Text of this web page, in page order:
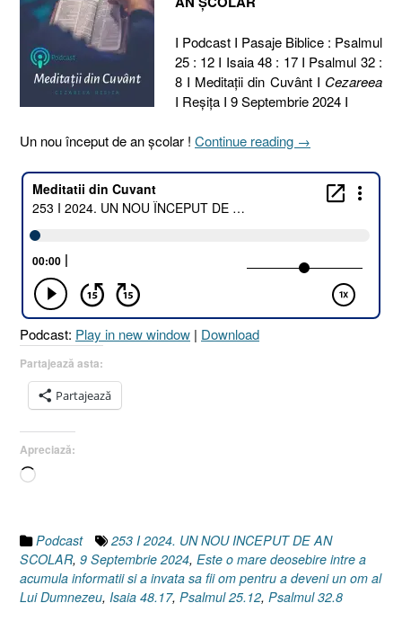
I Podcast I Pasaje Biblice : Psalmul
25 : 12 I Isaia 48 : 17 I Psalmul 32 :
8 I Meditaţii din Cuvânt I Cezareea
I Reşiţa I 9 Septembrie 2024 I
Un nou început de an școlar ! Continue reading „253
2024.
DE
AN
ȘCOLAR
[Psalmul
→
Podcast: Play in new window | Download
Partajează asta:
Partajează
Apreciază:
Încarc...
Podcast
253 I 2024. UN NOU INCEPUT DE AN
SCOLAR, 9 Septembrie 2024, Este o mare deosebire intre a
acumula informatii si a invata sa fii om pentru a deveni un om al
Lui Dumnezeu, Isaia 48.17, Psalmul 25.12, Psalmul 32.8